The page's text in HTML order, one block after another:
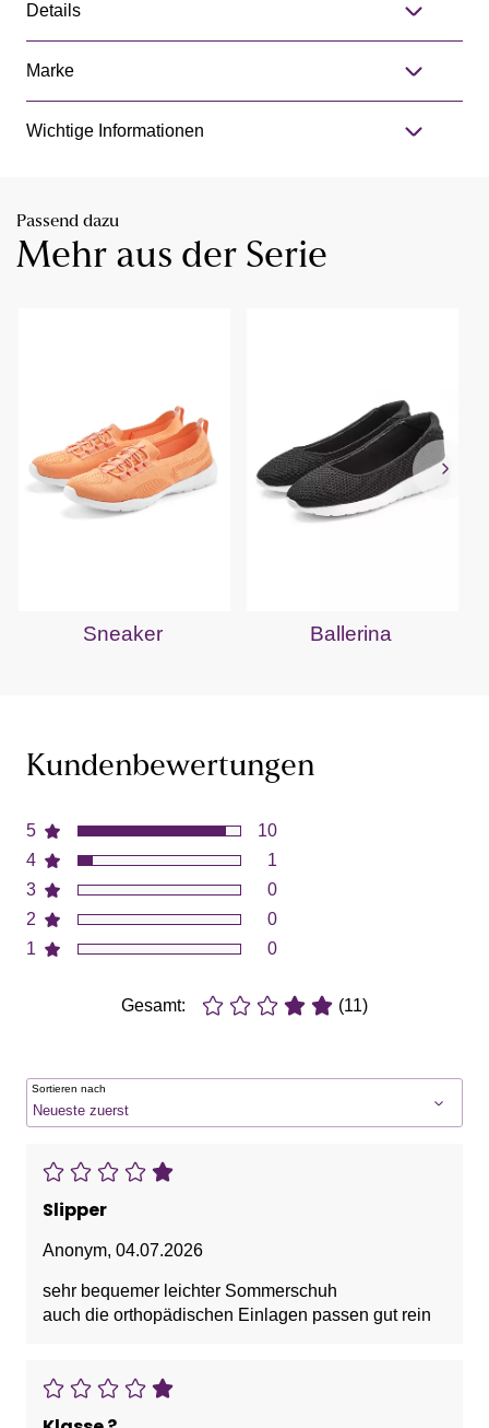
Details
Marke
Wichtige Informationen
Passend dazu
Mehr aus der Serie
Sneaker Ballerina
Kundenbewertungen
5
4
3
2
1
10
1
0
0
0
Gesamt: (11)
Sortieren nach
Slipper
Anonym, 04.07.2026
sehr bequemer leichter Sommerschuh
auch die orthopädischen Einlagen passen gut rein